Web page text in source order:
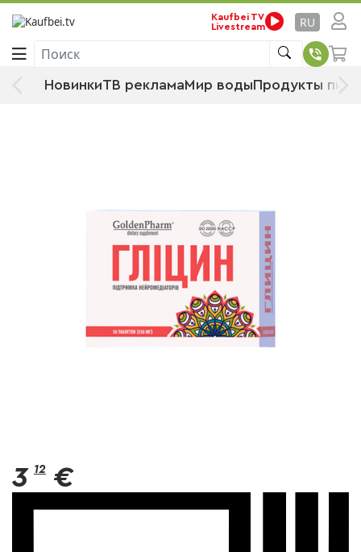
Kaufbei TV
Livestream
RU
Поиск
НовинкиТВ рекламаМир водыПродукты
Стартовая страница
Продукты питания
Golden Pharm Глицин 50 таблеток, 250
3 12 €